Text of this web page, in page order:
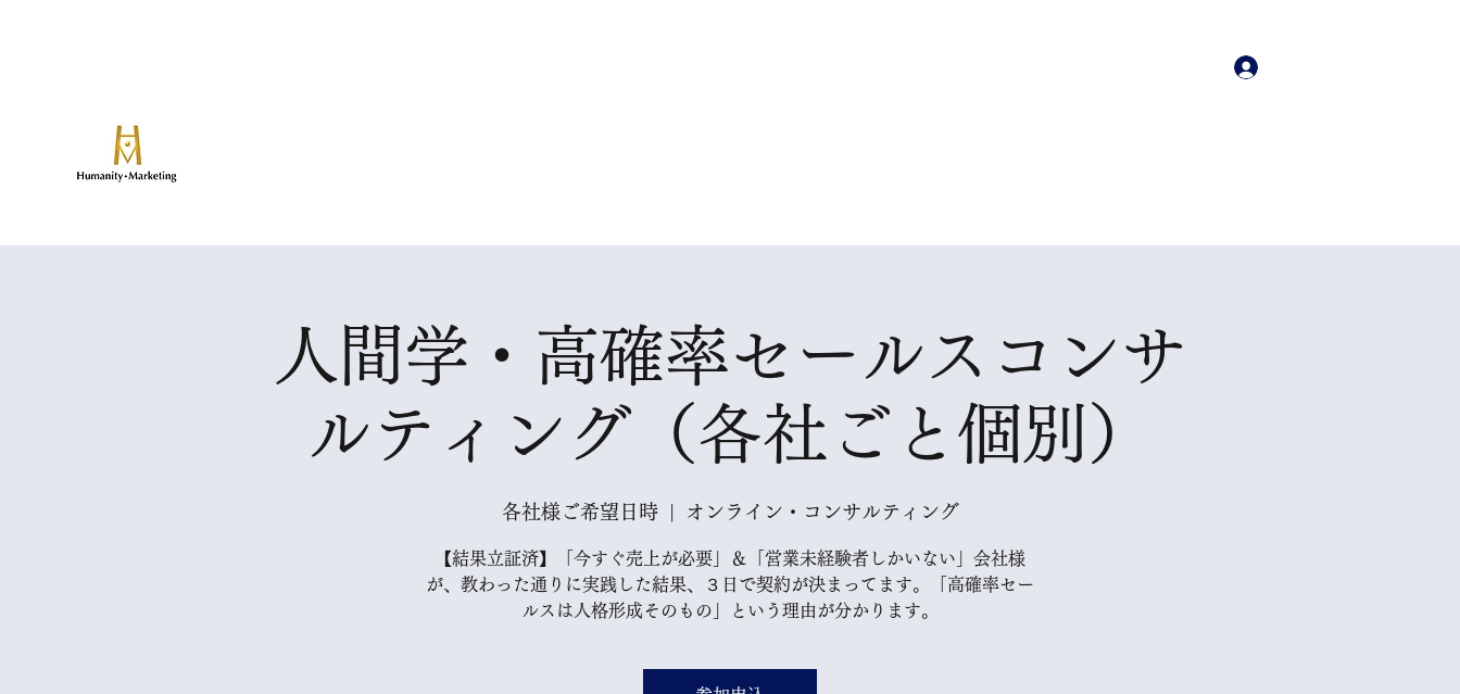
人間学・高確率セールスコンサ
ルティング（各社ごと個別）
各社様ご希望日時
  |
オンライン・コンサルティング
【結果立証済】「今すぐ売上が必要」＆「営業未経験者しかいない」会社様
が、教わった通りに実践した結果、３日で契約が決まってます。「高確率セー
ルスは人格形成そのもの」という理由が分かります。